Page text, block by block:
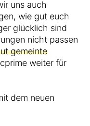
uns auch
wie gut euch
glücklich sind
nicht passen
gemeinte
weiter für
dem neuen